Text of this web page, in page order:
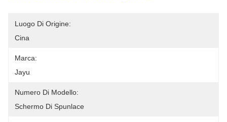
Luogo Di Origine:
Cina
Marca:
Jayu
Numero Di Modello:
Schermo Di Spunlace